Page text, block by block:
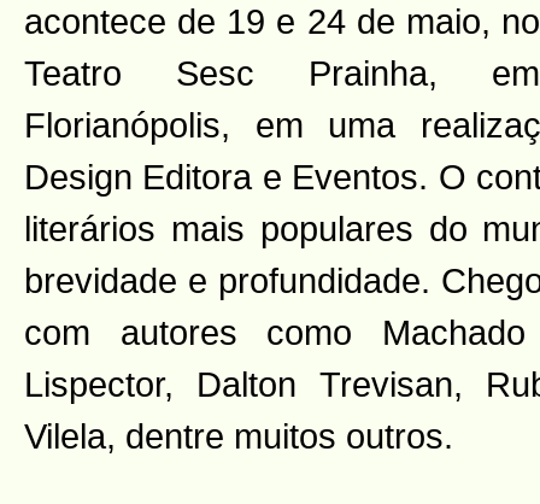
acontece de 19 e 24 de maio, no
Teatro Sesc Prainha, em
Florianópolis, em uma
Design Editora e Eventos. O
literários mais populares do
brevidade e profundidade.
com autores como
Lispector, Dalton Trevisan,
Vilela, dentre muitos outros.